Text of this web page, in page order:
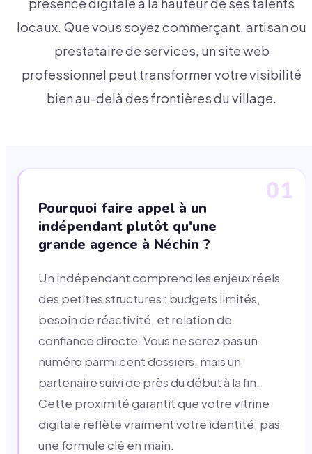
présence digitale à la hauteur de ses talents
locaux. Que vous soyez commerçant, artisan ou
prestataire de services, un site web
professionnel peut transformer votre visibilité
bien au-delà des frontières du village.
01
Pourquoi faire appel à un
indépendant plutôt qu'une
grande agence à Néchin ?
Un indépendant comprend les enjeux réels
des petites structures : budgets limités,
besoin de réactivité, et relation de
confiance directe. Vous ne serez pas un
numéro parmi cent dossiers, mais un
partenaire suivi de près du début à la fin.
Cette proximité garantit que votre vitrine
digitale reflète vraiment votre identité, pas
une formule clé en main.